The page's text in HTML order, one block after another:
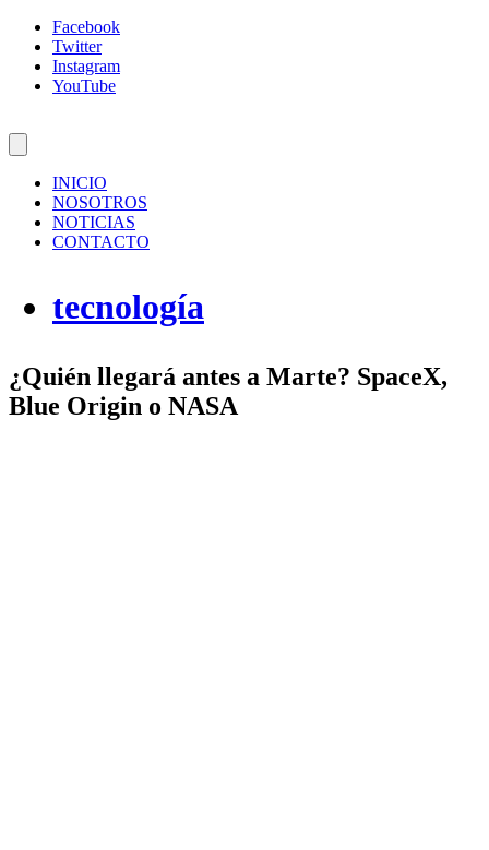
Facebook
Twitter
Instagram
YouTube
INICIO
NOSOTROS
NOTICIAS
CONTACTO
tecnología
¿Quién llegará antes a Marte? SpaceX,
Blue Origin o NASA